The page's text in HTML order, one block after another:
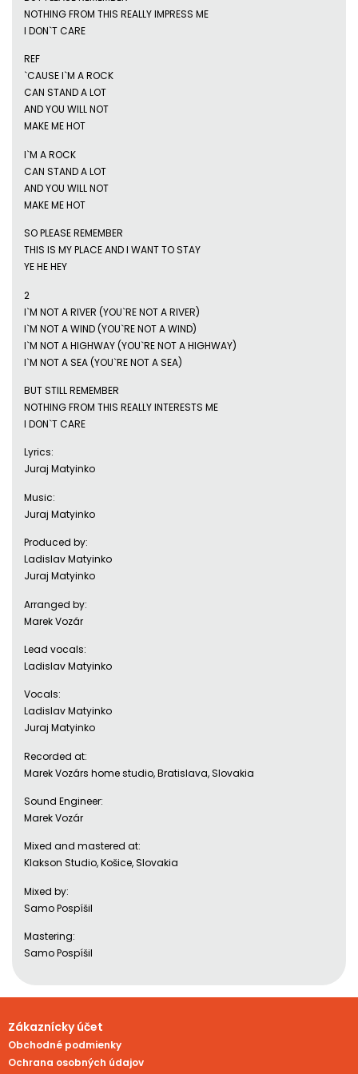
NOTHING FROM THIS REALLY IMPRESS ME
I DON`T CARE
REF
`CAUSE I`M A ROCK
CAN STAND A LOT
AND YOU WILL NOT
MAKE ME HOT
I`M A ROCK
CAN STAND A LOT
AND YOU WILL NOT
MAKE ME HOT
SO PLEASE REMEMBER
THIS IS MY PLACE AND I WANT TO STAY
YE HE HEY
2
I`M NOT A RIVER (YOU`RE NOT A RIVER)
I`M NOT A WIND (YOU`RE NOT A WIND)
I`M NOT A HIGHWAY (YOU`RE NOT A HIGHWAY)
I`M NOT A SEA (YOU`RE NOT A SEA)
BUT STILL REMEMBER
NOTHING FROM THIS REALLY INTERESTS ME
I DON`T CARE
Lyrics:
Juraj Matyinko
Music:
Juraj Matyinko
Produced by:
Ladislav Matyinko
Juraj Matyinko
Arranged by:
Marek Vozár
Lead vocals:
Ladislav Matyinko
Vocals:
Ladislav Matyinko
Juraj Matyinko
Recorded at:
Marek Vozárs home studio, Bratislava, Slovakia
Sound Engineer:
Marek Vozár
Mixed and mastered at:
Klakson Studio, Košice, Slovakia
Mixed by:
Samo Pospíšil
Mastering:
Samo Pospíšil
Zákaznícky účet
Obchodné podmienky
Ochrana osobných údajov